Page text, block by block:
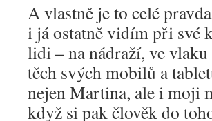
A vlastně je to celé
i já ostatně vidím při své
lidi – na nádraží, ve
těch svých mobilů a
nejen Martina, ale i moji
když si pak člověk do